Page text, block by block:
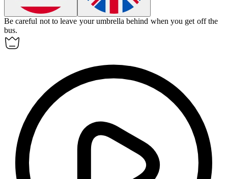
Be careful not to leave your umbrella behind when you get off the
bus.